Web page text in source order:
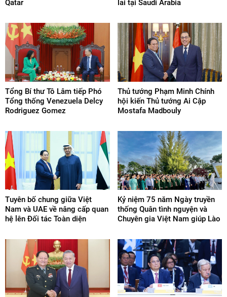
Qatar
lai tại Saudi Arabia
Tổng Bí thư Tô Lâm tiếp Phó
Tổng thống Venezuela Delcy
Rodriguez Gomez
Thủ tướng Phạm Minh Chính
hội kiến Thủ tướng Ai Cập
Mostafa Madbouly
Tuyên bố chung giữa Việt
Nam và UAE về nâng cấp quan
hệ lên Đối tác Toàn diện
Kỷ niệm 75 năm Ngày truyền
thống Quân tình nguyện và
Chuyên gia Việt Nam giúp Lào